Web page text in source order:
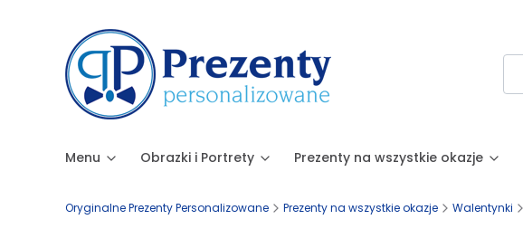
Menu Obrazki i Portrety Prezenty na wszystkie okazje
Oryginalne Prezenty Personalizowane Prezenty na wszystkie okazje Walentynki